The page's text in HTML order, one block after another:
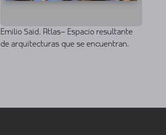
Emilio Said. Atlas– Espacio resultante
de arquitecturas que se encuentran.